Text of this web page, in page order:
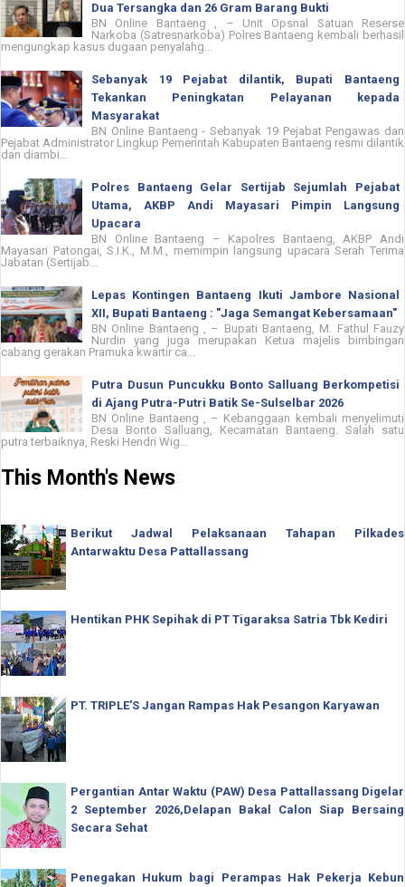
Dua Tersangka dan 26 Gram Barang Bukti
BN Online Bantaeng , – Unit Opsnal Satuan Reserse
Narkoba (Satresnarkoba) Polres Bantaeng kembali berhasil
mengungkap kasus dugaan penyalahg...
Sebanyak 19 Pejabat dilantik, Bupati Bantaeng
Tekankan Peningkatan Pelayanan kepada
Masyarakat
BN Online Bantaeng - Sebanyak 19 Pejabat Pengawas dan
Pejabat Administrator Lingkup Pemerintah Kabupaten Bantaeng resmi dilantik
dan diambi...
Polres Bantaeng Gelar Sertijab Sejumlah Pejabat
Utama, AKBP Andi Mayasari Pimpin Langsung
Upacara
BN Online Bantaeng – Kapolres Bantaeng, AKBP Andi
Mayasari Patongai, S.I.K., M.M., memimpin langsung upacara Serah Terima
Jabatan (Sertijab...
Lepas Kontingen Bantaeng Ikuti Jambore Nasional
XII, Bupati Bantaeng : "Jaga Semangat Kebersamaan"
BN Online Bantaeng , – Bupati Bantaeng, M. Fathul Fauzy
Nurdin yang juga merupakan Ketua majelis bimbingan
cabang gerakan Pramuka kwartir ca...
Putra Dusun Puncukku Bonto Salluang Berkompetisi
di Ajang Putra-Putri Batik Se-Sulselbar 2026
BN Online Bantaeng , – Kebanggaan kembali menyelimuti
Desa Bonto Salluang, Kecamatan Bantaeng. Salah satu
putra terbaiknya, Reski Hendri Wig...
This Month's News
Berikut Jadwal Pelaksanaan Tahapan Pilkades
Antarwaktu Desa Pattallassang
Hentikan PHK Sepihak di PT Tigaraksa Satria Tbk Kediri
PT. TRIPLE'S Jangan Rampas Hak Pesangon Karyawan
Pergantian Antar Waktu (PAW) Desa Pattallassang Digelar
2 September 2026,Delapan Bakal Calon Siap Bersaing
Secara Sehat
Penegakan Hukum bagi Perampas Hak Pekerja Kebun